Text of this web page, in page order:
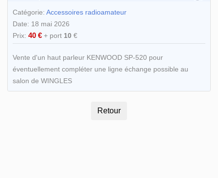
Catégorie: Accessoires radioamateur
Date: 18 mai 2026
Prix: 40 € + port 10€
Vente d'un haut parleur KENWOOD SP-520 pour
éventuellement compléter une ligne échange possible au
salon de WINGLES